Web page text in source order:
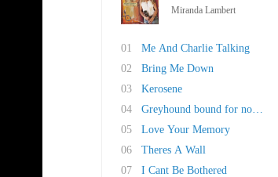
Miranda Lambert
01
Me And Charlie Talking
02
Bring Me Down
03
Kerosene
04
Greyhound bound for nowhere
05
Love Your Memory
06
Theres A Wall
07
I Cant Be Bothered